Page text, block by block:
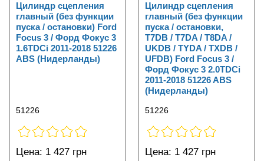
Цилиндр сцепления
главный (без функции
пуска / остановки) Ford
Focus 3 / Форд Фокус 3
1.6TDCi 2011-2018 51226
ABS (Нидерланды)
51226
Цена: 1 427 грн
Цилиндр сцепления
главный (без функции
пуска / остановки,
T7DB / T7DA / T8DA /
UKDB / TYDA / TXDB /
UFDB) Ford Focus 3 /
Форд Фокус 3 2.0TDCi
2011-2018 51226 ABS
(Нидерланды)
51226
Цена: 1 427 грн